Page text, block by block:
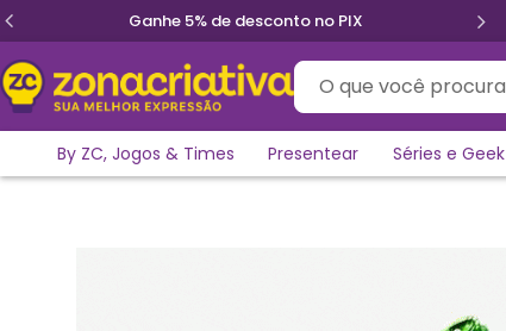
Ganhe 5% de desconto no PIX
O que você procura?
By ZC, Jogos & Times Presentear Séries e Geek